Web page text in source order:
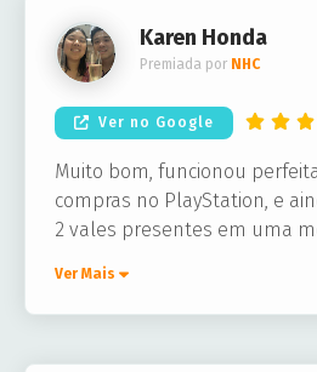
Karen Honda
Premiada por NHC
Ver no Google
Muito bom, funcionou
compras no PlayStation, e
2 vales presentes em uma
Ver Mais